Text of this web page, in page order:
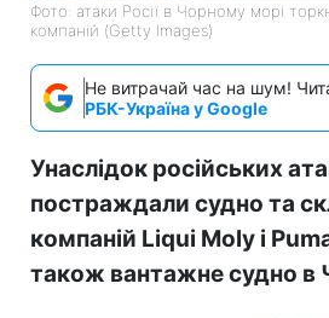
Фото: атаки Росії в Чорному морі
компаній (Getty Images)
Не витрачай час на шум!
РБК-Україна у Google
Унаслідок російських
постраждали судно та
компаній Liqui Moly і
також вантажне судно в